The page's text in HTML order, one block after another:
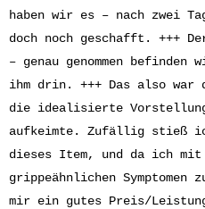
haben wir es – nach zwei
doch noch geschafft. +++
– genau genommen
ihm drin. +++ Das also
die idealisierte
aufkeimte. Zufällig stieß
dieses Item, und da ich
grippeähnlichen
mir ein gutes Preis/